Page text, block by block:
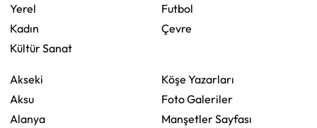
Yerel
Kadın
Kültür Sanat
Futbol
Çevre
Akseki
Aksu
Alanya
Köşe Yazarları
Foto Galeriler
Manşetler Sayfası